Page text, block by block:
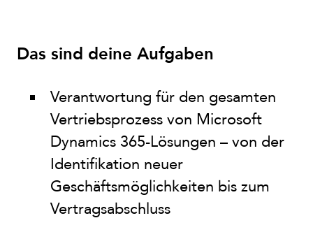
Das sind deine Aufgaben
Verantwortung für den gesamten
Vertriebsprozess von Microsoft
Dynamics 365-Lösungen – von der
Identifikation neuer
Geschäftsmöglichkeiten bis zum
Vertragsabschluss